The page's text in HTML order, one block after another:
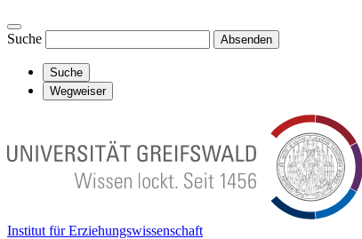
Suche Absenden
Suche
Wegweiser
Institut für Erziehungswissenschaft